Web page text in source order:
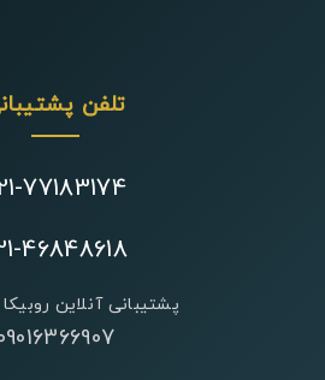
تلفن
77183174
46848618
پشتیبانی آنلاین